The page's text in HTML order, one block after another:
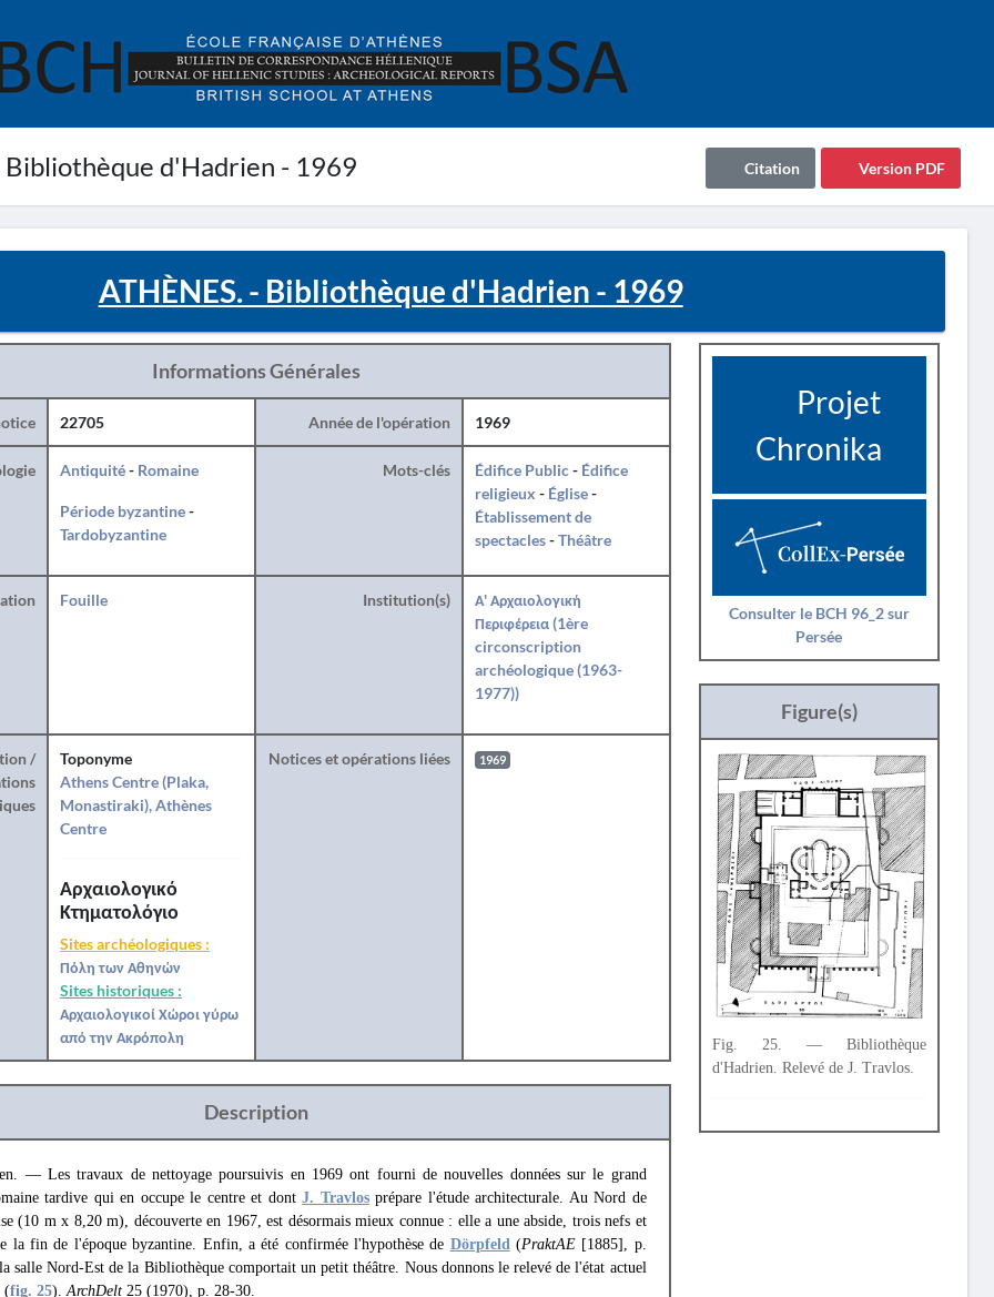
Bibliothèque d'Hadrien - 1969 Version PDF
Citation
ATHÈNES. - Bibliothèque d'Hadrien - 1969
Informations Générales
22705 Année de l'opération 1969
Antiquité- Romaine
Période byzantine-
Tardobyzantine
Mots-clés Édifice Public- Édifice
religieux - Église-
Établissement de
spectacles-Théâtre
Fouille Institution(s)
Α' Αρχαιολογική
Περιφέρεια (1ère
circonscription
archéologique (1963-
1977))
/
Toponyme
Athens Centre (Plaka,
Monastiraki), Athènes
Centre
Αρχαιολογικό
Κτηματολόγιο
Sites archéologiques :
Πόλη των Αθηνών
Sites historiques :
Αρχαιολογικοί Χώροι γύρω
από την Ακρόπολη
Notices et opérations liées 1969
Description
— Les travaux de nettoyage poursuivis en 1969 ont fourni de nouvelles données sur le grand
tardive qui en occupe le centre et dontJ. Travlosprépare l'étude architecturale. Au Nord de
(10 m x 8,20 m), découverte en 1967, est désormais mieux connue : elle a une abside, trois nefs et
la fin de l'époque byzantine. Enfin, a été confirmée l'hypothèse de Dörpfeld(PraktAE[1885], p.
salle Nord-Est de la Bibliothèque comportait un petit théâtre. Nous donnons le relevé de l'état actuel
(fig. 25).ArchDelt 25 (1970), p. 28-30.
Projet
Chronika
Consulter le BCH 96_2 sur
Persée
Figure(s)
Fig. 25. — Bibliothèque
d'Hadrien. Relevé de J. Travlos.